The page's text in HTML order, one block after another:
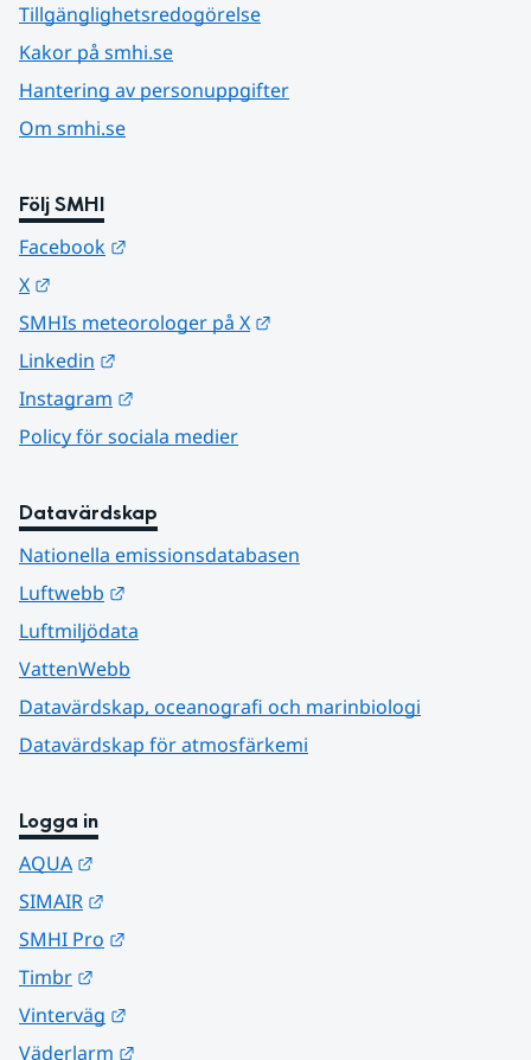
Tillgänglighetsredogörelse
Kakor på smhi.se
Hantering av personuppgifter
Om smhi.se
Följ SMHI
Facebook
X
SMHIs meteorologer på X
Linkedin
Instagram
Policy för sociala medier
Datavärdskap
Nationella emissionsdatabasen
Luftwebb
Luftmiljödata
VattenWebb
Datavärdskap, oceanografi och marinbiologi
Datavärdskap för atmosfärkemi
Logga in
AQUA
SIMAIR
SMHI Pro
Timbr
Vinterväg
Väderlarm